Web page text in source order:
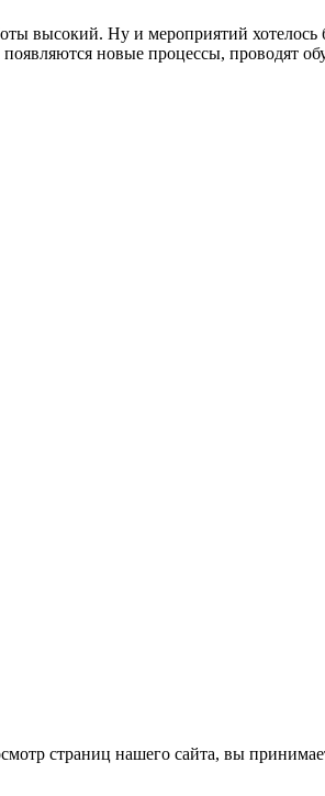
высокий. Ну и мероприятий
новые процессы, проводят
страниц нашего сайта, вы